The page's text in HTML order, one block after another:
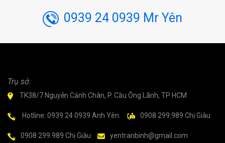
0939 24 0939 Mr Yên
Trụ sở:
TK38/7 Nguyễn Cảnh Chân, P. Cầu Ông Lãnh, TP HCM
Hotline: 0939 24 0939 Anh Yên. 0908 299.989 Chị Giàu
0908 299.989 Chị Giàu yentranbinh@gmail.com